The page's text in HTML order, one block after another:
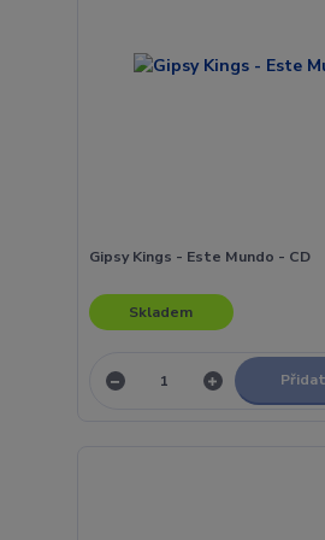
Gipsy Kings - Este Mundo - CD
Skladem